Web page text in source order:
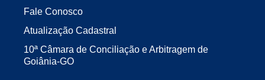
Fale Conosco
Atualização Cadastral
10ª Câmara de Conciliação e Arbitragem de
Goiânia-GO